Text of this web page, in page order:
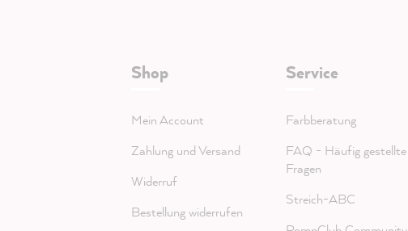
Shop
Mein Account
Zahlung und Versand
Widerruf
Bestellung widerrufen
Service
Farbberatung
FAQ - Häufig gestellte
Fragen
Streich-ABC